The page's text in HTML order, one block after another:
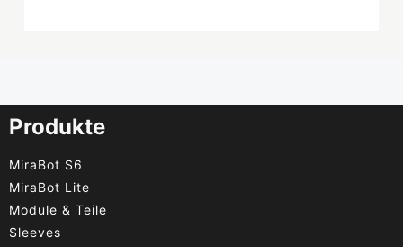
Produkte
MiraBot S6
MiraBot Lite
Module & Teile
Sleeves